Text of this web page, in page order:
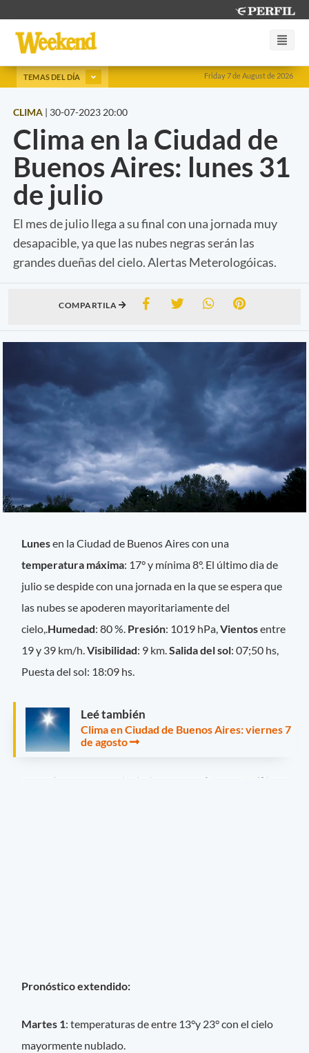
Friday 7 de August de 2026
TEMAS DEL DÍA
CLIMA | 30-07-2023 20:00
Clima en la Ciudad de
Buenos Aires: lunes 31
de julio
El mes de julio llega a su final con una jornada muy
desapacible, ya que las nubes negras serán las
grandes dueñas del cielo. Alertas Meterologóicas.
COMPARTILA
Lunesen la Ciudad de Buenos Aires con una
temperatura máxima: 17° y mínima 8°. El último dia de
julio se despide con una jornada en la que se espera que
las nubes se apoderen mayoritariamente del
cielo,. Humedad: 80 %. Presión: 1019 hPa,Vientosentre
19 y 39 km/h.Visibilidad: 9 km.Salida del sol: 07;50 hs,
Puesta del sol: 18:09 hs.
Leé también
Clima en Ciudad de Buenos Aires: viernes 7
de agosto
Pronóstico extendido:
Martes 1: temperaturas de entre 13°y 23° con el cielo
mayormente nublado.